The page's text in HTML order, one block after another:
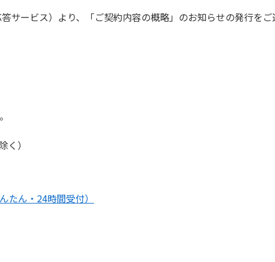
サービス）より、「ご契約内容の概略」のお知らせの発行をご
）
ん・24時間受付）